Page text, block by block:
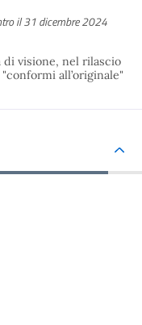
il 31 dicembre 2024
di visione, nel rilascio
all’originale"